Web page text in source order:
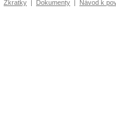
Zkratky | Dokumenty | Návod k